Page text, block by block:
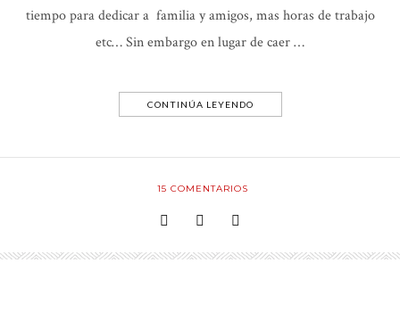
tiempo para dedicar a familia y amigos, mas horas de trabajo
etc… Sin embargo en lugar de caer …
CONTINÚA LEYENDO
15 COMENTARIOS